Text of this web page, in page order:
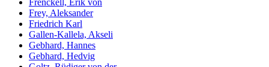
Frenckell, Erik von
Frey, Aleksander
Friedrich Karl
Gallen-Kallela, Akseli
Gebhard, Hannes
Gebhard, Hedvig